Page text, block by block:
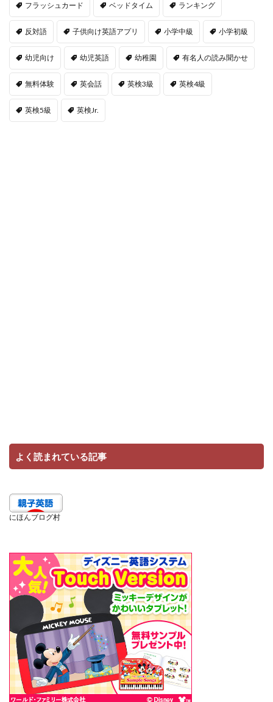
フラッシュカード ベッドタイム ランキング
反対語 子供向け英語アプリ 小学中級 小学初級
幼児向け 幼児英語 幼稚園 有名人の読み聞かせ
無料体験 英会話 英検3級 英検4級
英検5級 英検Jr.
よく読まれている記事
にほんブログ村